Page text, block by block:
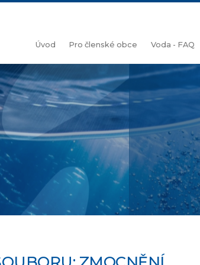
Úvod Pro členské obce Voda - FAQ